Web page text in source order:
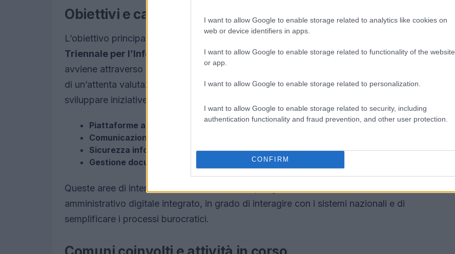
I want to allow Google to enable storage related to analytics like cookies on
web or device identifiers in apps.
I want to allow Google to enable storage related to functionality of the website
or app.
I want to allow Google to enable storage related to personalization.
I want to allow Google to enable storage related to security, including
authentication functionality and fraud prevention, and other user protection.
CONFIRM
Obiettivi e caratteristiche del progetto
L’obiettivo principale del Comune Full Digital è quello di rendere operativo il
Triennale per l’Informatica
(PTI) nelle amministrazioni locali. Questo processo
avviene attraverso una serie di microprogetti che vengono realizzati in base ai risultati
di un’attenta valutazione digitale. Ogni Comune coinvolto avrà la possibilità di
sviluppare iniziative in settori chiave come:
Piattaforme abilitanti
Comunicazione e promozione dei servizi digitali
Sicurezza informatica
Gestione documentale
Queste aree di intervento sono fondamentali per garantire un ecosistema
amministrativo digitale integrato, in grado di interagire con i sistemi nazionali e di
semplificare i processi burocratici.